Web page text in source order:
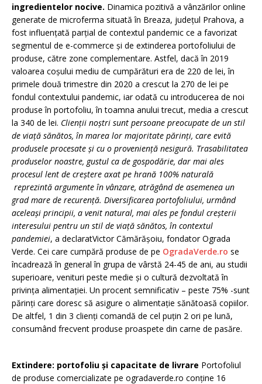
ingredientelor nocive. Dinamica pozitivă a vânzărilor online
generate de microferma situată în Breaza, județul Prahova, a
fost influențată parțial de contextul pandemic ce a favorizat
segmentul de e-commerce și de extinderea portofoliului de
produse, către zone complementare. Astfel, dacă în 2019
valoarea coșului mediu de cumpărături era de 220 de lei, în
primele două trimestre din 2020 a crescut la 270 de lei pe
fondul contextului pandemic, iar odată cu introducerea de noi
produse în portofoliu, în toamna anului trecut, media a crescut
la 340 de lei. Clienții noștri sunt persoane preocupate de un stil
de viață sănătos, în marea lor majoritate părinți, care evită
produsele procesate și cu o proveniență nesigură. Trasabilitatea
produselor noastre, gustul ca de gospodărie, dar mai ales
procesul lent de creștere axat pe hrană 100% naturală
reprezintă argumente în vânzare, atrăgând de asemenea un
grad mare de recurență. Diversificarea portofoliului, urmând
aceleași principii, a venit natural, mai ales pe fondul creșterii
interesului pentru un stil de viață sănătos, în contextul
pandemiei, a declaratVictor Cămărășoiu, fondator Ograda
Verde. Cei care cumpără produse de pe OgradaVerde.ro se
încadrează în general în grupa de vârstă 24-45 de ani, au studii
superioare, venituri peste medie și o cultură dezvoltată în
privința alimentației. Un procent semnificativ – peste 75% -sunt
părinți care doresc să asigure o alimentație sănătoasă copiilor.
De altfel, 1 din 3 clienți comandă de cel puțin 2 ori pe lună,
consumând frecvent produse proaspete din carne de pasăre.
Extindere: portofoliu și capacitate de livrare Portofoliul
de produse comercializate pe ogradaverde.ro conține 16